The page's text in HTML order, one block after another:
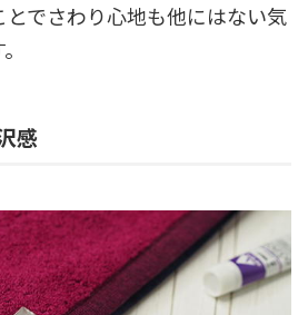
でさわり心地も他にはない気
感